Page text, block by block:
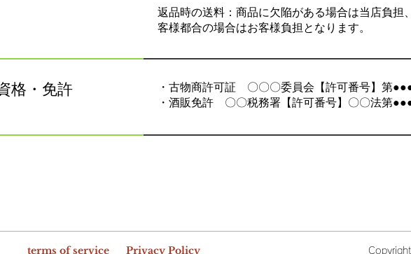
返品時の送料：商品に欠陥がある場合は当店負担
客様都合の場合はお客様負担となります。
格・免許
・古物商許可証 〇〇〇委員会【許可番号】第
・酒販免許 〇〇税務署【許可番号】〇〇法第
terms of service Privacy Policy